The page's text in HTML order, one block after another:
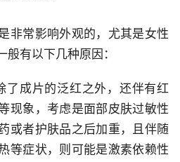
常影响外观的，尤其是女性
有以下几种原因：
成片的泛红之外，还伴有红
现象，考虑是面部皮肤过敏性
或者护肤品之后加重，且伴随
等症状，则可能是激素依赖性